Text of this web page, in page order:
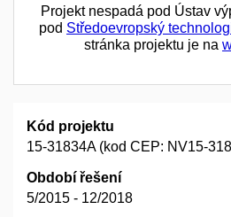
Projekt nespadá pod Ústav
pod Středoevropský
stránka projektu je na
Kód projektu
15-31834A (kod CEP: NV15-
Období řešení
5/2015 - 12/2018